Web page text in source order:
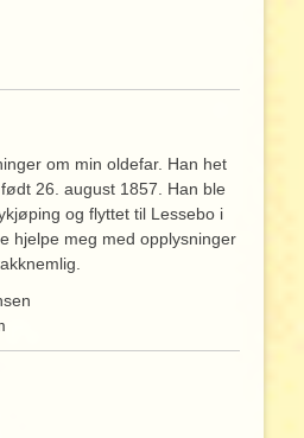
om min oldefar. Han het
26. august 1857. Han ble
og flyttet til Lessebo i
hjelpe meg med opplysninger